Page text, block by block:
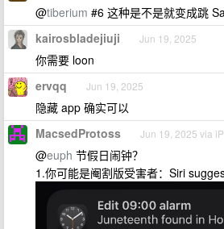
@tiberium #6 这种是不是就变成跳
kairosbladejiuji Jun 19, 2025
你需要 loon
ervqq Jun 19, 2025
隐藏 app 确实可以
MacsedProtoss Jun 19, 2025 via
@euph 节假日闹钟？
1.你可能是阉割版受害者：Siri